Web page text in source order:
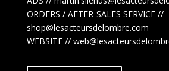
ORDERS / AFTER-SALES SERVICE //
shop@lesacteursdelombre.com
WEBSITE //